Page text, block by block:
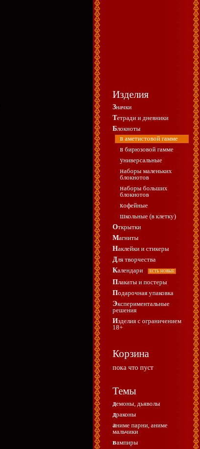
Изделия
Значки
Тетради и дневники
Блокноты
в аметистовой гамме
в бирюзовой гамме
универсальные
наборы маленьких
блокнотов
наборы больших
блокнотов
кофейные
школьные (в клетку)
Открытки
Магниты
Наклейки и стикеры
Для творчества
Календари
ЕСТЬ НОВЫЕ
Плакаты и постеры
Подарочная упаковка
Экспериментальные
решения
Изделия с ограничением
18+
Корзина
пока что пуст
Темы
демоны, дьяволы
драконы
аниме парни, аниме
мальчики
вампиры